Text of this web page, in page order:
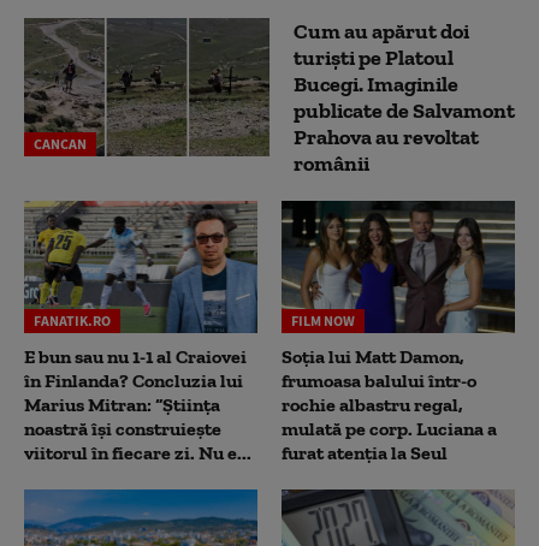
CANCAN
Cum au apărut doi
turiști pe Platoul
Bucegi. Imaginile
publicate de Salvamont
Prahova au revoltat
românii
FANATIK.RO
E bun sau nu 1-1 al Craiovei
în Finlanda? Concluzia lui
Marius Mitran: “Știința
noastră își construiește
viitorul în fiecare zi. Nu e...
FILM NOW
Soția lui Matt Damon,
frumoasa balului într-o
rochie albastru regal,
mulată pe corp. Luciana a
furat atenția la Seul